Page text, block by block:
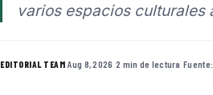
varios espacios culturales
EDITORIAL TEAM·Aug 8, 2026 ·2 min de lectura ·